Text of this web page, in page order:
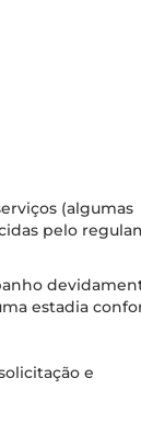
(algumas
pelo
estadia
e